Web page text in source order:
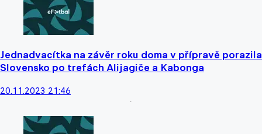
Jednadvacítka na závěr roku doma v přípravě porazila
Slovensko po trefách Alijagiče a Kabonga
20.11.2023 21:46